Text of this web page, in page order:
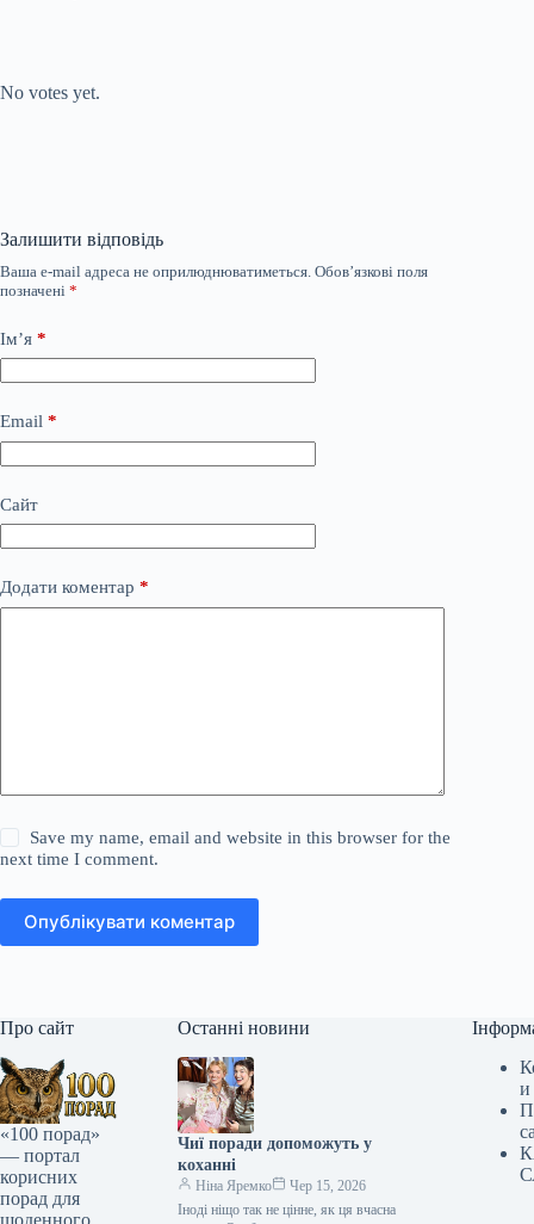
No votes yet.
Залишити відповідь
Ваша e-mail адреса не оприлюднюватиметься. Обов’язкові поля
позначені *
Ім’я *
Email *
Сайт
Додати коментар *
Save my name, email and website in this browser for the
next time I comment.
Опублікувати коментар
Про сайт
«100 порад»
— портал
корисних
порад для
щоденного
Останні новини
Чиї поради допоможуть у
коханні
Ніна Яремко
Чер 15, 2026
Іноді ніщо так не цінне, як ця вчасна
и